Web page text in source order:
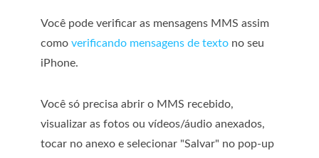
Você pode verificar as mensagens MMS assim
como verificando mensagens de texto no seu
iPhone.
Você só precisa abrir o MMS recebido,
visualizar as fotos ou vídeos/áudio anexados,
tocar no anexo e selecionar "Salvar" no pop-up